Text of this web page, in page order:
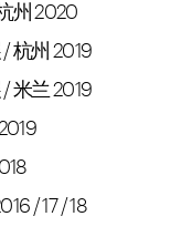
州 2020
杭州 2019
米兰 2019
/ 17 / 18